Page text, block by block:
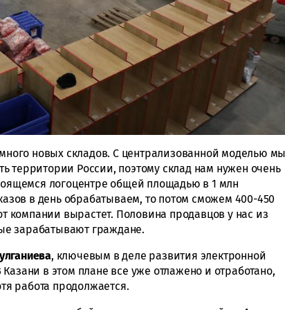
новых складов. С централизованной моделью
территории России, поэтому склад нам нужен очень
логоцентре общей площадью в 1 млн
в день обрабатываем, то потом сможем 400-450
компании вырастет. Половина продавцов у нас из
зарабатывают граждане.
, ключевым в деле развития электронной
в этом плане все уже отлажено и отработано,
работа продолжается.